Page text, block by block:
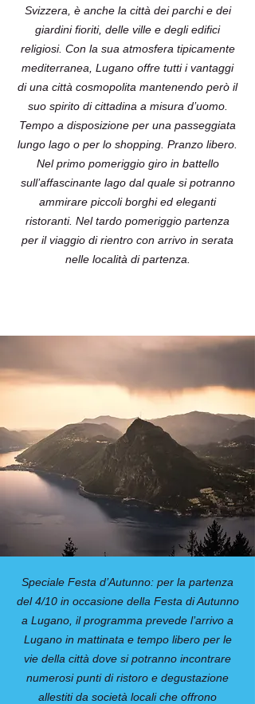
Svizzera, è anche la città dei parchi e dei
giardini fioriti, delle ville e degli edifici
religiosi. Con la sua atmosfera tipicamente
mediterranea, Lugano offre tutti i vantaggi
di una città cosmopolita mantenendo però il
suo spirito di cittadina a misura d’uomo.
Tempo a disposizione per una passeggiata
lungo lago o per lo shopping. Pranzo libero.
Nel primo pomeriggio giro in battello
sull’affascinante lago dal quale si potranno
ammirare piccoli borghi ed eleganti
ristoranti. Nel tardo pomeriggio partenza
per il viaggio di rientro con arrivo in serata
nelle località di partenza.
Speciale Festa d’Autunno: per la partenza
del 4/10 in occasione della Festa di Autunno
a Lugano, il programma prevede l’arrivo a
Lugano in mattinata e tempo libero per le
vie della città dove si potranno incontrare
numerosi punti di ristoro e degustazione
allestiti da società locali che offrono